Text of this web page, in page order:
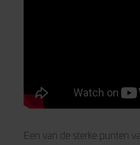
Een van de sterke punten